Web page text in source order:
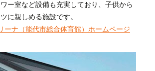
ー室など設備も充実しており、子供から
に親しめる施設です。
ーナ（能代市総合体育館）ホームページ